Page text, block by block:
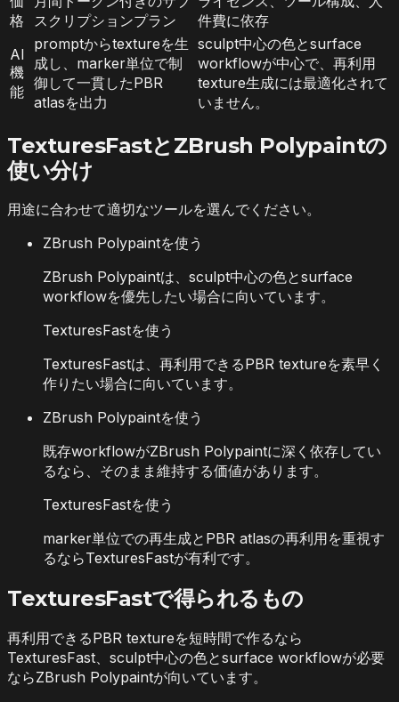
格
スクリプションプラン
件費に依存
AI
機
能
promptからtextureを生
成し、marker単位で制
御して一貫したPBR
atlasを出力
sculpt中心の色とsurface
workflowが中心で、再利用
texture生成には最適化されて
いません。
TexturesFastとZBrush Polypaintの
使い分け
用途に合わせて適切なツールを選んでください。
ZBrush Polypaintを使う
ZBrush Polypaintは、sculpt中心の色とsurface
workflowを優先したい場合に向いています。
TexturesFastを使う
TexturesFastは、再利用できるPBR textureを素早く
作りたい場合に向いています。
ZBrush Polypaintを使う
既存workflowがZBrush Polypaintに深く依存してい
るなら、そのまま維持する価値があります。
TexturesFastを使う
marker単位での再生成とPBR atlasの再利用を重視す
るならTexturesFastが有利です。
TexturesFastで得られるもの
再利用できるPBR textureを短時間で作るなら
TexturesFast、sculpt中心の色とsurface workflowが必要
ならZBrush Polypaintが向いています。